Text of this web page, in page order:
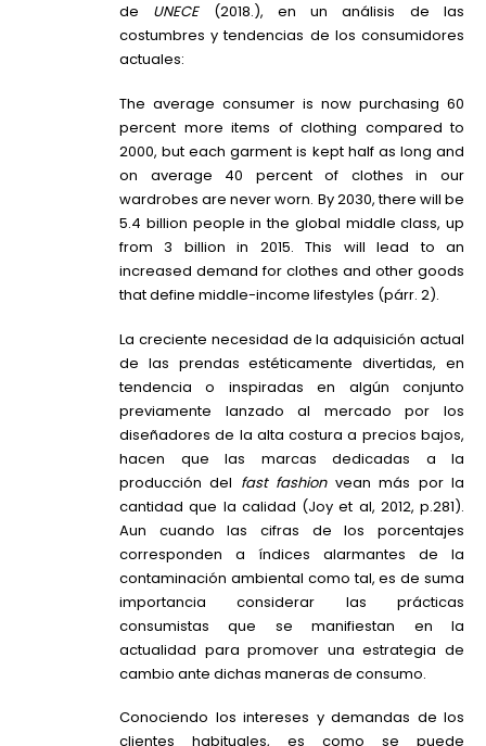
de UNECE (2018.), en un análisis de las
costumbres y tendencias de los consumidores
actuales:
The average consumer is now purchasing 60
percent more items of clothing compared to
2000, but each garment is kept half as long and
on average 40 percent of clothes in our
wardrobes are never worn. By 2030, there will be
5.4 billion people in the global middle class, up
from 3 billion in 2015. This will lead to an
increased demand for clothes and other goods
that define middle-income lifestyles (párr. 2).
La creciente necesidad de la adquisición actual
de las prendas estéticamente divertidas, en
tendencia o inspiradas en algún conjunto
previamente lanzado al mercado por los
diseñadores de la alta costura a precios bajos,
hacen que las marcas dedicadas a la
producción del fast fashionvean más por la
cantidad que la calidad (Joy et al, 2012, p.281).
Aun cuando las cifras de los porcentajes
corresponden a índices alarmantes de la
contaminación ambiental como tal, es de suma
importancia considerar las prácticas
consumistas que se manifiestan en la
actualidad para promover una estrategia de
cambio ante dichas maneras de consumo.
Conociendo los intereses y demandas de los
clientes habituales, es como se puede